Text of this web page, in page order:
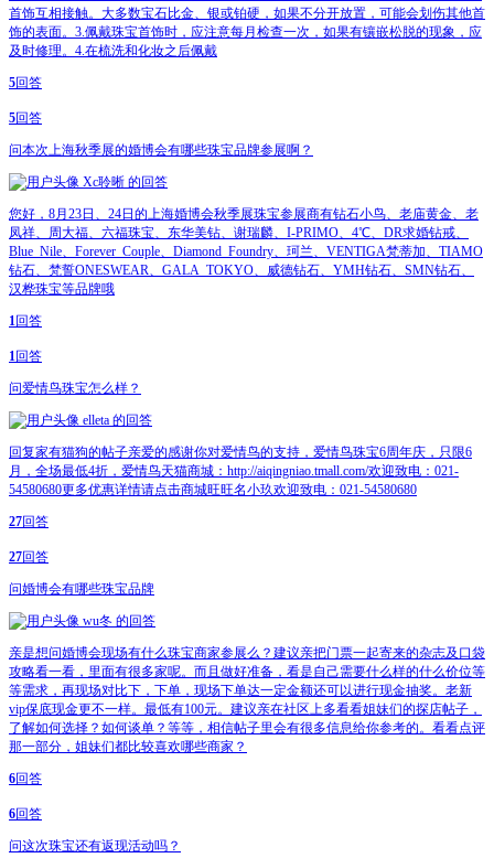
首饰互相接触。大多数宝石比金、银或铂硬，如果不分开放置，可能会划伤其他首
饰的表面。3.佩戴珠宝首饰时，应注意每月检查一次，如果有镶嵌松脱的现象，应
及时修理。4.在梳洗和化妆之后佩戴
5回答
5回答
问本次上海秋季展的婚博会有哪些珠宝品牌参展啊？
Xc聆晰 的回答
您好，8月23日、24日的上海婚博会秋季展珠宝参展商有钻石小鸟、老庙黄金、老
凤祥、周大福、六福珠宝、东华美钻、谢瑞麟、I-PRIMO、4℃、DR求婚钻戒、
Blue Nile、Forever Couple、Diamond Foundry、珂兰、VENTIGA梵蒂加、TIAMO
钻石、梵誓ONESWEAR、GALA TOKYO、威德钻石、YMH钻石、SMN钻石、
汉桦珠宝等品牌哦
1回答
1回答
问爱情鸟珠宝怎么样？
elleta 的回答
回复家有猫狗的帖子亲爱的感谢你对爱情鸟的支持，爱情鸟珠宝6周年庆，只限6
月，全场最低4折，爱情鸟天猫商城：http://aiqingniao.tmall.com/欢迎致电：021-
54580680更多优惠详情请点击商城旺旺名小玖欢迎致电：021-54580680
27回答
27回答
问婚博会有哪些珠宝品牌
wu冬 的回答
亲是想问婚博会现场有什么珠宝商家参展么？建议亲把门票一起寄来的杂志及口袋
攻略看一看，里面有很多家呢。而且做好准备，看是自己需要什么样的什么价位等
等需求，再现场对比下，下单，现场下单达一定金额还可以进行现金抽奖。老新
vip保底现金更不一样。最低有100元。建议亲在社区上多看看姐妹们的探店帖子，
了解如何选择？如何谈单？等等，相信帖子里会有很多信息给你参考的。看看点评
那一部分，姐妹们都比较喜欢哪些商家？
6回答
6回答
问这次珠宝还有返现活动吗？